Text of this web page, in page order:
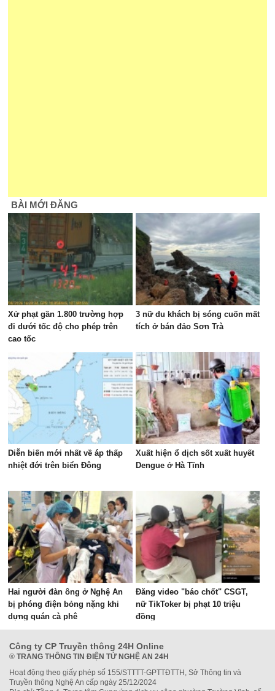
BÀI MỚI ĐĂNG
Xử phạt gần 1.800 trường hợp
đi dưới tốc độ cho phép trên
cao tốc
3 nữ du khách bị sóng cuốn mất
tích ở bán đảo Sơn Trà
Diễn biến mới nhất về áp thấp
nhiệt đới trên biển Đông
Xuất hiện ổ dịch sốt xuất huyết
Dengue ở Hà Tĩnh
Hai người đàn ông ở Nghệ An
bị phóng điện bỏng nặng khi
dựng quán cà phê
Đăng video "báo chốt" CSGT,
nữ TikToker bị phạt 10 triệu
đồng
Công ty CP Truyền thông 24H Online
® TRANG THÔNG TIN ĐIỆN TỬ NGHỆ AN 24H
Hoạt động theo giấy phép số 155/STTTT-GPTTĐTTH, Sở Thông tin và
Truyền thông Nghệ An cấp ngày 25/12/2024